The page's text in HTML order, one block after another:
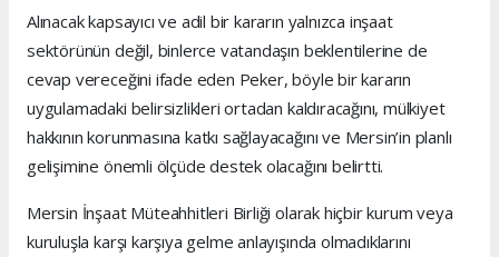
Alınacak kapsayıcı ve adil bir kararın yalnızca inşaat
sektörünün değil, binlerce vatandaşın beklentilerine de
cevap vereceğini ifade eden Peker, böyle bir kararın
uygulamadaki belirsizlikleri ortadan kaldıracağını, mülkiyet
hakkının korunmasına katkı sağlayacağını ve Mersin’in planlı
gelişimine önemli ölçüde destek olacağını belirtti.
Mersin İnşaat Müteahhitleri Birliği olarak hiçbir kurum veya
kuruluşla karşı karşıya gelme anlayışında olmadıklarını